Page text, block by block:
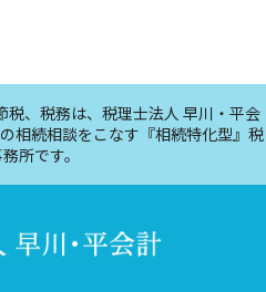
、税務は、税理士法人 早川・平会
相続相談をこなす『相続特化型』税
所です。